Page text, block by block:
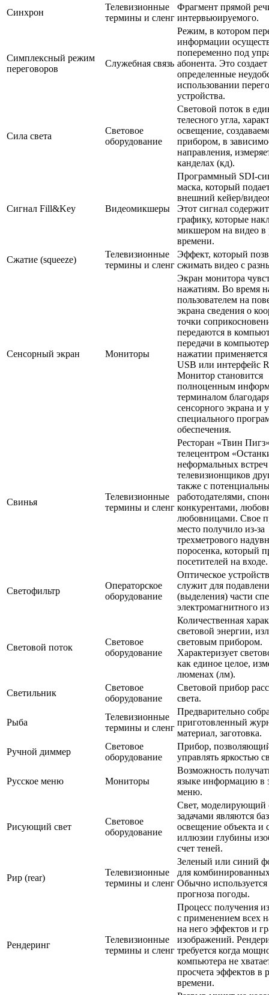
Синхрон
Телевизионные
термины и сленг
Фрагмент прямой
интервьюируемого.
Симплексный режим
переговоров
Служебная связь
Режим, в котором
информации
попеременно под
абонента. Это создает
определенные
использовании
устройства.
Сила света
Световое
оборудование
Световой поток в
телесного угла,
освещение,
прибором, в
направления,
канделах (кд).
Сигнал Fill&Key Видеомикшеры
Программный SDI-
маска, который
внешний кейер/
Этот сигнал
графику, которые
микшером на видео в
времени.
Сжатие (squeeze)
Телевизионные
термины и сленг
Эффект, который
сжимать видео с
Сенсорный экран Мониторы
Экран монитора
нажатиям. Во время
пользователем на
экрана сведения о
точки
передаются в
передачи в
нажатии
USB или интерфейс
Монитор становится
полноценным
терминалом
сенсорного экрана и
специального
обеспечения.
Свинья
Телевизионные
термины и сленг
Ресторан «Твин
телецентром
неформальных встреч
телевизионщиков
также с
работодателями,
конкурентами,
любовницами. Свое
место получило из-за
трехметрового
поросенка, который
посетителей на входе.
Светофильтр
Операторское
оборудование
Оптическое
служит для
(выделения) части
электромагнитного
Световой поток
Световое
оборудование
Количественная
световой энергии,
световым прибором.
Характеризует
как единое целое,
люменах (лм).
Светильник
Световое
оборудование
Световой прибор
света.
Рыба
Телевизионные
термины и сленг
Предварительно
приготовленный
материал, заготовка.
Ручной диммер
Световое
оборудование
Прибор,
управлять яркостью
Русское меню Мониторы
Возможность
языке информацию в
меню.
Рисующий свет
Световое
оборудование
Свет, моделирующий
задачами являются
освещение объекта и
иллюзии глубины
счет теней.
Рир (rear)
Телевизионные
термины и сленг
Зеленый или синий
для
Обычно
прогноза погоды.
Рендеринг
Телевизионные
термины и сленг
Процесс получения
с применением всех
на него эффектов и
изображений.
требуется когда
компьютера не
просчета эффектов в
времени.